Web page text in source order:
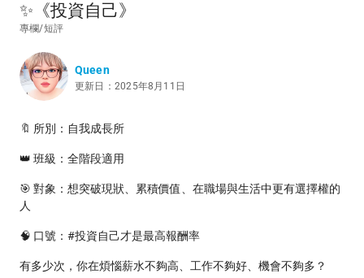
✨《投資自己》
專欄/短評
Queen
更新日：2025年8月11日
🔖 所別：自我成長所
👑 班級：全階段適用
🎯 對象：想突破現狀、累積價值、在職場與生活中更有選擇權的
人
🧠 口號：#投資自己才是最高報酬率
有多少次，你在煩惱薪水不夠高、工作不夠好、機會不夠多？